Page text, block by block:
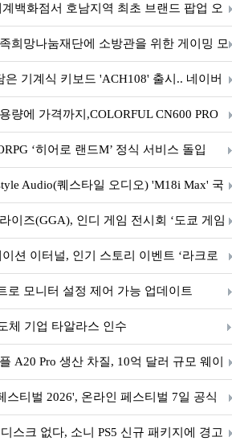
20 국내 출시 예정
백화점서 호남지역 최초 브랜드 팝업 오
희망나눔재단에 소방관을 위한 게이밍 모
은 기계식 키보드 'ACH108' 출시.. 네이버
량에 가격까지,COLORFUL CN600 PRO
‘히어로 랜드M’ 정식 서비스 돌입
Audio(퀘스타일 오디오) 'M18i Max' 국
이즈(GGA), 인디 게임 전시회 ‘도쿄 게임
션 이터널, 인기 스토리 이벤트 ‘라크로
한 기념 이벤트 실시!
로 모니터 설정 제어 가능 업데이트
체 기업 타알라스 인수
A20 Pro 생산 차질, 10억 달러 규모 웨이
스티벌 2026', 온라인 페스티벌 7일 공식
스크 없다, 소니 PS5 신규 패키지에 경고